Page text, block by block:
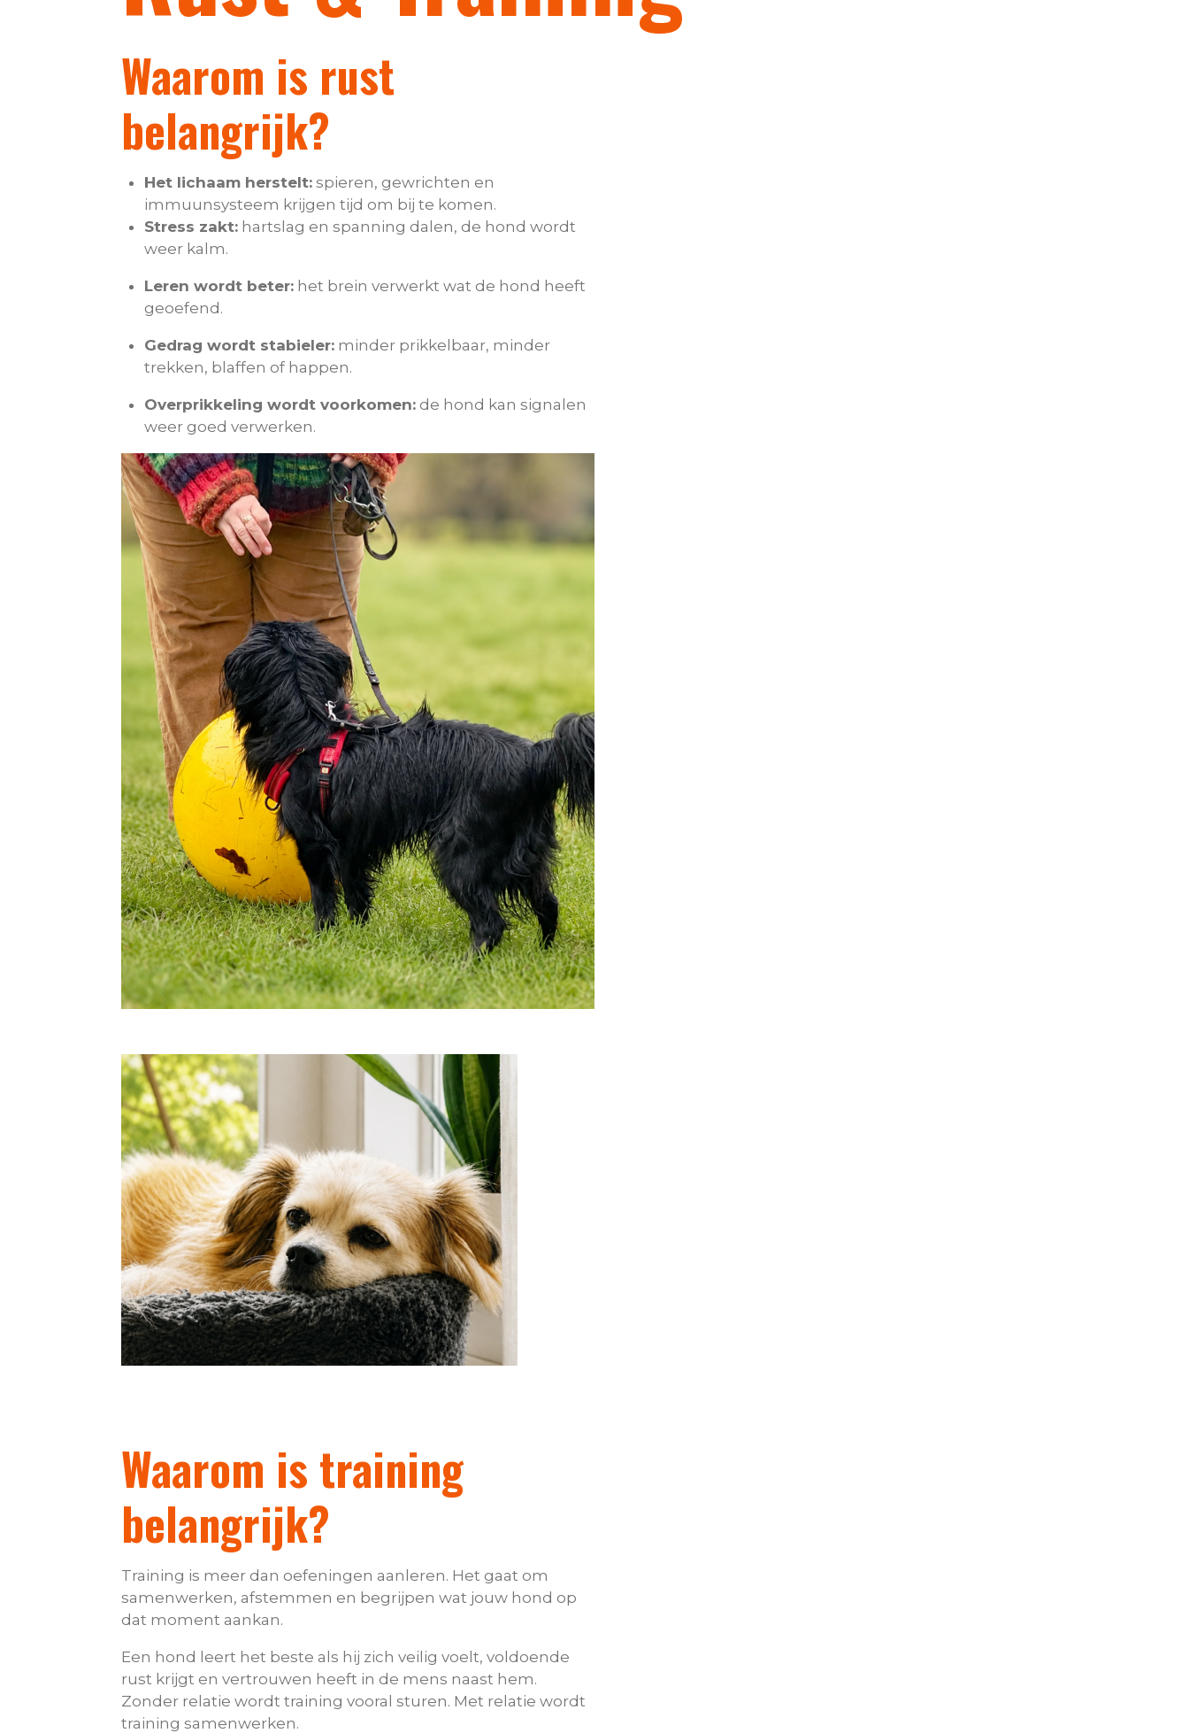
Waarom is rust
belangrijk?
Het lichaam herstelt:spieren, gewrichten en
immuunsysteem krijgen tijd om bij te komen.
Stress zakt:hartslag en spanning dalen, de hond wordt
weer kalm.
Leren wordt beter:het brein verwerkt wat de hond heeft
geoefend.
Gedrag wordt stabieler:minder prikkelbaar, minder
trekken, blaffen of happen.
Overprikkeling wordt voorkomen:de hond kan signalen
weer goed verwerken.
Waarom is training
belangrijk?
Training is meer dan oefeningen aanleren. Het gaat om
samenwerken, afstemmen en begrijpen wat jouw hond op
dat moment aankan.
Een hond leert het beste als hij zich veilig voelt, voldoende
rust krijgt en vertrouwen heeft in de mens naast hem.
Zonder relatie wordt training vooral sturen. Met relatie wordt
training samenwerken.